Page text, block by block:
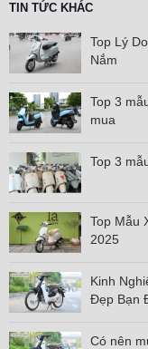
TIN TỨC KHÁC
Top Lý
Nắm
Top 3
mua
Top 3
Top Mẫu
2025
Kinh
Đẹp Bạn
Có nên